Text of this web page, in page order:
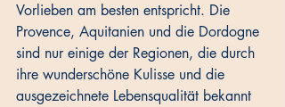
Vorlieben am besten entspricht. Die
Provence, Aquitanien und die Dordogne
sind nur einige der Regionen, die durch
ihre wunderschöne Kulisse und die
ausgezeichnete Lebensqualität bekannt